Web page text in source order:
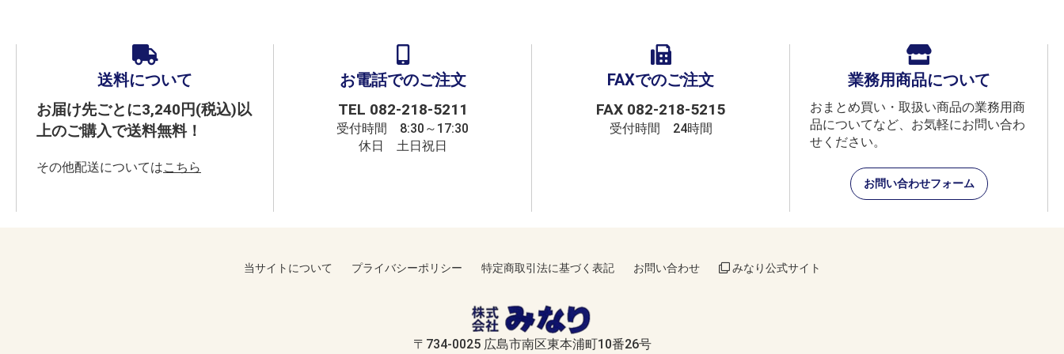
送料について
お届け先ごとに3,240円(税込)以
上のご購入で送料無料！
その他配送についてはこちら
お電話でのご注文
TEL 082-218-5211
受付時間 8:30～17:30
休日 土日祝日
FAXでのご注文
FAX 082-218-5215
受付時間 24時間
業務用商品について
おまとめ買い・取扱い商品の業務用商
品についてなど、お気軽にお問い合わ
せください。
お問い合わせフォーム
当サイトについて プライバシーポリシー 特定商取引法に基づく表記 お問い合わせ みなり公式サイト
〒734-0025 広島市南区東本浦町10番26号